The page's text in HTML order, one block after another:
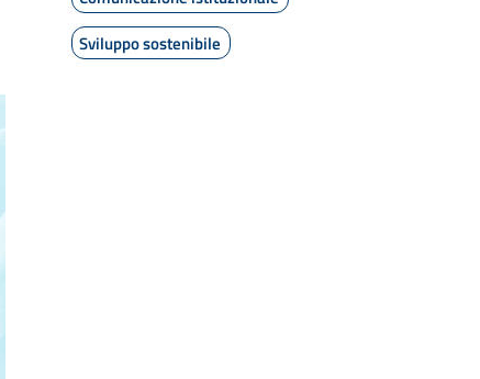
Sviluppo sostenibile